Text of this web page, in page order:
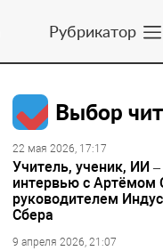
Рубрикатор
Выбор
22 мая 2026, 17:17
Учитель, ученик, ИИ
интервью с Артёмом
руководителем
Сбера
9 апреля 2026, 21:07